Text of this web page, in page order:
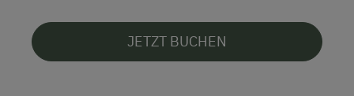
JETZT BUCHEN